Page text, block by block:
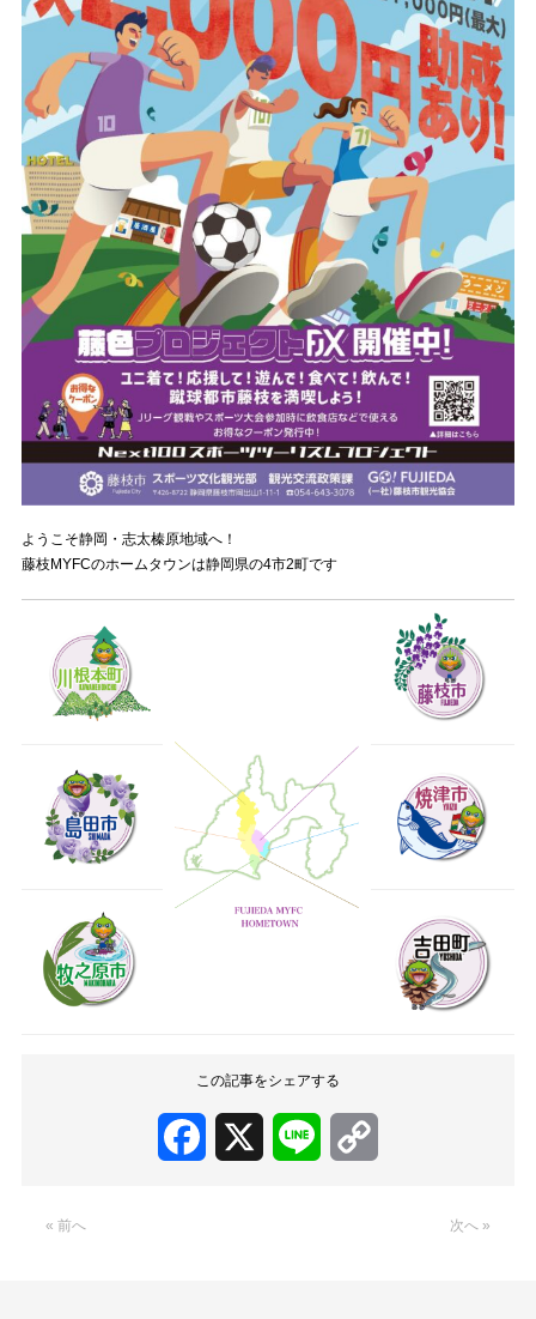
ようこそ静岡・志太榛原地域へ！
藤枝MYFCのホームタウンは静岡県の4市2町です
この記事をシェアする
Facebook Line
« 前へ 次へ »